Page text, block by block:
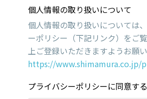
個人情報の取り扱いについて
個人情報の取り扱いについては
ーポリシー（下記リンク）をご
上ご登録いただきますようお願い
https://www.shimamura.co.jp/
プライバシーポリシーに同意する